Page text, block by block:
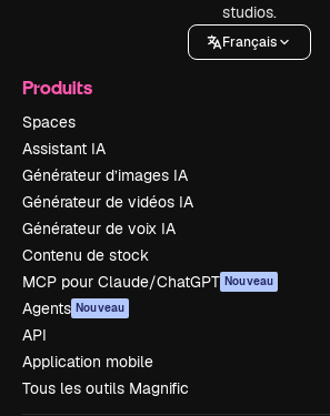
studios.
Français
Produits
Spaces
Assistant IA
Générateur d’images IA
Générateur de vidéos IA
Générateur de voix IA
Contenu de stock
MCP pour Claude/ChatGPT Nouveau
Agents Nouveau
API
Application mobile
Tous les outils Magnific